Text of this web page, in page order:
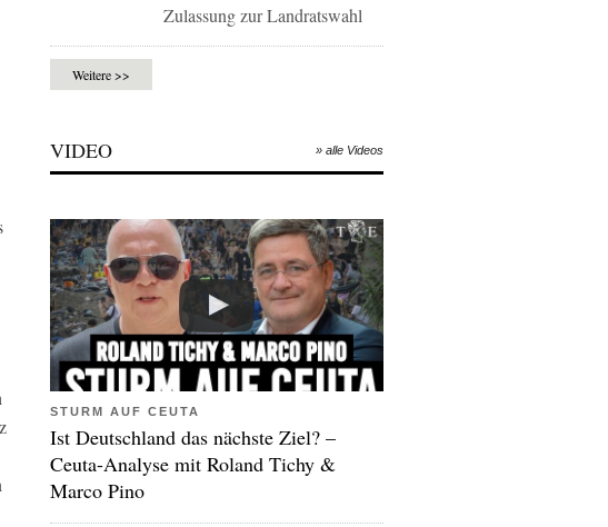
Zulassung zur Landratswahl
Weitere >>
VIDEO » alle Videos
STURM AUF CEUTA
Ist Deutschland das nächste Ziel? –
Ceuta-Analyse mit Roland Tichy &
Marco Pino